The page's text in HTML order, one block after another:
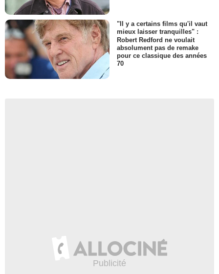
"Il y a certains films qu'il vaut
mieux laisser tranquilles" :
Robert Redford ne voulait
absolument pas de remake
pour ce classique des années
70